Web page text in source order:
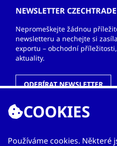
NEWSLETTER
Nepromeškejte žádnou
newsletteru a nechejte si
exportu – obchodní
aktuality.
ODEBÍRAT NEWSLETTER
ODKAZY
COOKIES
Používáme cookies. Některé